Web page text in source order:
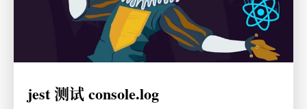
jest 测试 console.log